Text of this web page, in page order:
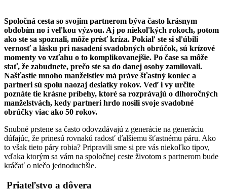
Spoločná cesta so svojim partnerom býva často krásnym
obdobím no i veľkou výzvou. Aj po niekoľkých rokoch, potom
ako ste sa spoznali, môže prísť kríza. Pokiaľ ste si sľúbili
vernosť a lásku pri nasadení svadobných obrúčok, sú krízové
momenty vo vzťahu o to komplikovanejšie. Po čase sa môže
stať, že zabudnete, prečo ste sa do danej osoby zamilovali.
Našťastie mnoho manželstiev má práve šťastný koniec a
partneri sú spolu naozaj desiatky rokov. Veď i vy určite
poznáte tie krásne príbehy, ktoré sa rozprávajú o dlhoročných
manželstvách, kedy partneri hrdo nosili svoje svadobné
obrúčky viac ako 50 rokov.
Snubné prstene sa často odovzdávajú z generácie na generáciu
dúfajúc, že prinesú rovnakú radosť ďalšiemu šťastnému páru. Ako
to však tieto páry robia? Pripravili sme si pre vás niekoľko tipov,
vďaka ktorým sa vám na spoločnej ceste životom s partnerom bude
kráčať o niečo jednoduchšie.
Priateľstvo a dôvera